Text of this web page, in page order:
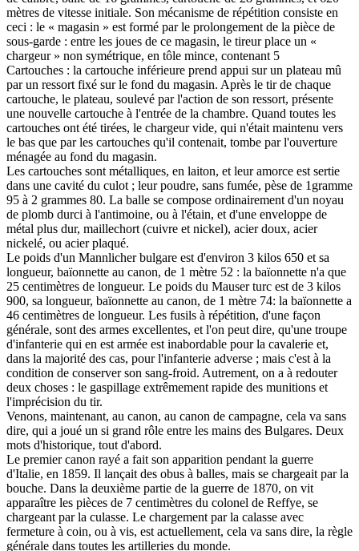
mètres de vitesse initiale. Son mécanisme de répétition consiste en
ceci : le « magasin » est formé par le prolongement de la pièce de
sous-garde : entre les joues de ce magasin, le tireur place un «
chargeur » non symétrique, en tôle mince, contenant 5
Cartouches : la cartouche inférieure prend appui sur un plateau mû
par un ressort fixé sur le fond du magasin. Après le tir de chaque
cartouche, le plateau, soulevé par l'action de son ressort, présente
une nouvelle cartouche à l'entrée de la chambre. Quand toutes les
cartouches ont été tirées, le chargeur vide, qui n'était maintenu vers
le bas que par les cartouches qu'il contenait, tombe par l'ouverture
ménagée au fond du magasin.
Les cartouches sont métalliques, en laiton, et leur amorce est sertie
dans une cavité du culot ; leur poudre, sans fumée, pèse de 1gramme
95 à 2 grammes 80. La balle se compose ordinairement d'un noyau
de plomb durci à l'antimoine, ou à l'étain, et d'une enveloppe de
métal plus dur, maillechort (cuivre et nickel), acier doux, acier
nickelé, ou acier plaqué.
Le poids d'un Mannlicher bulgare est d'environ 3 kilos 650 et sa
longueur, baïonnette au canon, de 1 mètre 52 : la baïonnette n'a que
25 centimètres de longueur. Le poids du Mauser turc est de 3 kilos
900, sa longueur, baïonnette au canon, de 1 mètre 74: la baïonnette a
46 centimètres de longueur. Les fusils à répétition, d'une façon
générale, sont des armes excellentes, et l'on peut dire, qu'une troupe
d'infanterie qui en est armée est inabordable pour la cavalerie et,
dans la majorité des cas, pour l'infanterie adverse ; mais c'est à la
condition de conserver son sang-froid. Autrement, on a à redouter
deux choses : le gaspillage extrêmement rapide des munitions et
l'imprécision du tir.
Venons, maintenant, au canon, au canon de campagne, cela va sans
dire, qui a joué un si grand rôle entre les mains des Bulgares. Deux
mots d'historique, tout d'abord.
Le premier canon rayé a fait son apparition pendant la guerre
d'Italie, en 1859. Il lançait des obus à balles, mais se chargeait par la
bouche. Dans la deuxième partie de la guerre de 1870, on vit
apparaître les pièces de 7 centimètres du colonel de Reffye, se
chargeant par la culasse. Le chargement par la calasse avec
fermeture à coin, ou à vis, est actuellement, cela va sans dire, la règle
générale dans toutes les artilleries du monde.